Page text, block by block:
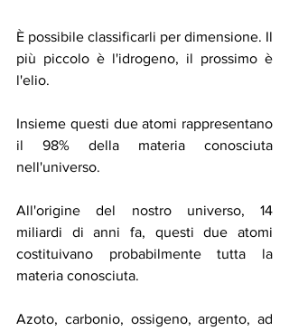
È possibile classificarli per dimensione. Il
più piccolo è l'idrogeno, il prossimo è
l'elio.
Insieme questi due atomi rappresentano
il 98% della materia conosciuta
nell'universo.
All'origine del nostro universo, 14
miliardi di anni fa, questi due atomi
costituivano probabilmente tutta la
materia conosciuta.
Azoto, carbonio, ossigeno, argento, ad